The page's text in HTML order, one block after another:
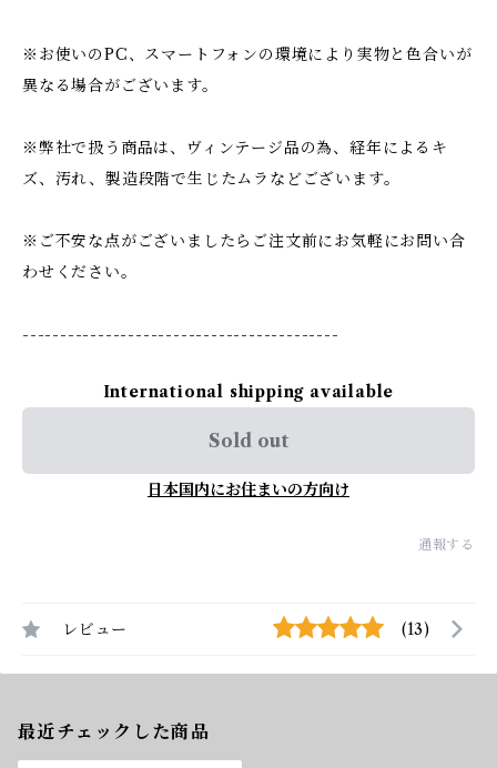
※お使いのPC、スマートフォンの環境により実物と色合いが
異なる場合がございます。
※弊社で扱う商品は、ヴィンテージ品の為、経年によるキ
ズ、汚れ、製造段階で生じたムラなどございます。
※ご不安な点がございましたらご注文前にお気軽にお問い合
わせください。
------------------------------------------
International shipping available
Sold out
日本国内にお住まいの方向け
通報する
レビュー (13)
最近チェックした商品